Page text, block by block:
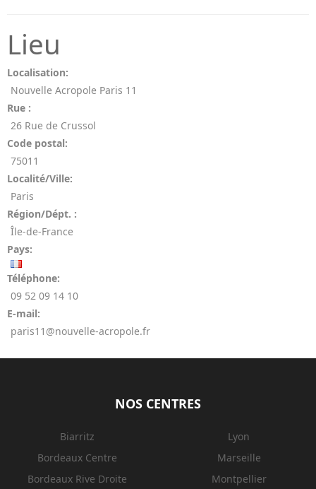
Lieu
Localisation:
Nouvelle Acropole Paris 11
Rue :
26 Rue de Crussol
Code postal:
75011
Localité/Ville:
Paris
Région/Dépt. :
Île-de-France
Pays:
Téléphone:
09 52 09 14 10
E-mail:
paris11@nouvelle-acropole.fr
NOS CENTRES
Biarritz
Bordeaux Centre
Bordeaux Rive Droite
Lyon
Marseille
Montpellier